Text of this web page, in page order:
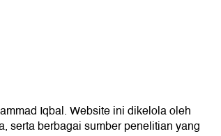
Iqbal. Website ini dikelola oleh
serta berbagai sumber penelitian yang